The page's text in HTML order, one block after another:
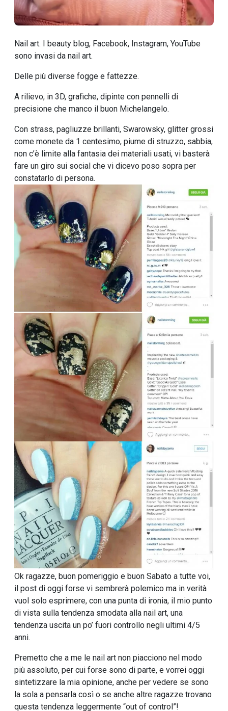
Nail art. I beauty blog, Facebook, Instagram, YouTube
sono invasi da nail art.
Delle più diverse fogge e fattezze.
A rilievo, in 3D, grafiche, dipinte con pennelli di
precisione che manco il buon Michelangelo.
Con strass, pagliuzze brillanti, Swarowsky, glitter grossi
come monete da 1 centesimo, piume di struzzo, sabbia,
non c’è limite alla fantasia dei materiali usati, vi basterà
fare un giro sui social che vi dicevo poso sopra per
constatarlo di persona.
Ok ragazze, buon pomeriggio e buon Sabato a tutte voi,
il post di oggi forse vi sembrerà polemico ma in verità
vuol solo esprimere, con una punta di ironia, il mio punto
di vista sulla tendenza smodata alla nail art, una
tendenza uscita un po’ fuori controllo negli ultimi 4/5
anni.
Premetto che a me le nail art non piacciono nel modo
più assoluto, per cui forse sono di parte, e vorrei oggi
sintetizzare la mia opinione, anche per vedere se sono
la sola a pensarla così o se anche altre ragazze trovano
questa tendenza leggermente “out of control”!